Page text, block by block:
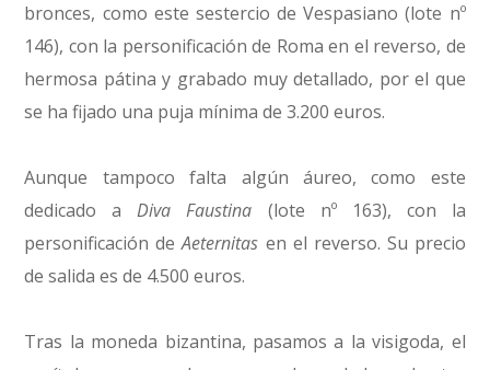
bronces, como este sestercio de Vespasiano (lote nº
146), con la personificación de Roma en el reverso, de
hermosa pátina y grabado muy detallado, por el que
se ha fijado una puja mínima de 3.200 euros.
Aunque tampoco falta algún áureo, como este
dedicado aDiva Faustina (lote nº 163), con la
personificación deAeternitas en el reverso. Su precio
de salida es de 4.500 euros.
Tras la moneda bizantina, pasamos a la visigoda, el